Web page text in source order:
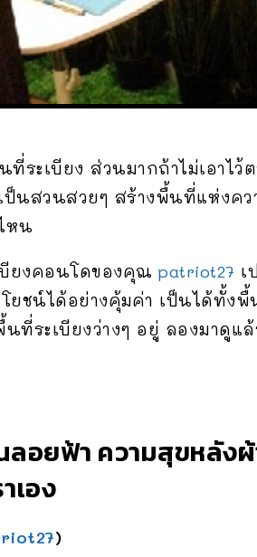
ะเบียง ส่วนมากถ้าไม่เอาไว้
ป็นสวนสวยๆ สร้างพื้นที่แห่งค
หน
ยงคอนโดของคุณ patriot27 เ
ยชน์ได้อย่างคุ้มค่า เป็นได้ทั้ง
ระเบียงว่างๆ อยู่ ลองมาดูแ
ลอยฟ้า ความสุขหลัง
เอง
)